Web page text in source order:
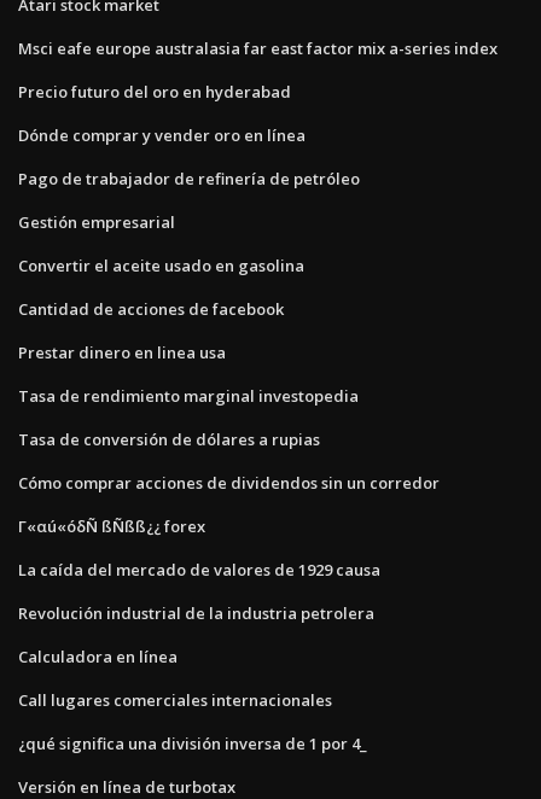
Atari stock market
Msci eafe europe australasia far east factor mix a-series index
Precio futuro del oro en hyderabad
Dónde comprar y vender oro en línea
Pago de trabajador de refinería de petróleo
Gestión empresarial
Convertir el aceite usado en gasolina
Cantidad de acciones de facebook
Prestar dinero en linea usa
Tasa de rendimiento marginal investopedia
Tasa de conversión de dólares a rupias
Cómo comprar acciones de dividendos sin un corredor
Γ«αú«óδÑ ßÑßß¿¿ forex
La caída del mercado de valores de 1929 causa
Revolución industrial de la industria petrolera
Calculadora en línea
Call lugares comerciales internacionales
¿qué significa una división inversa de 1 por 4_
Versión en línea de turbotax